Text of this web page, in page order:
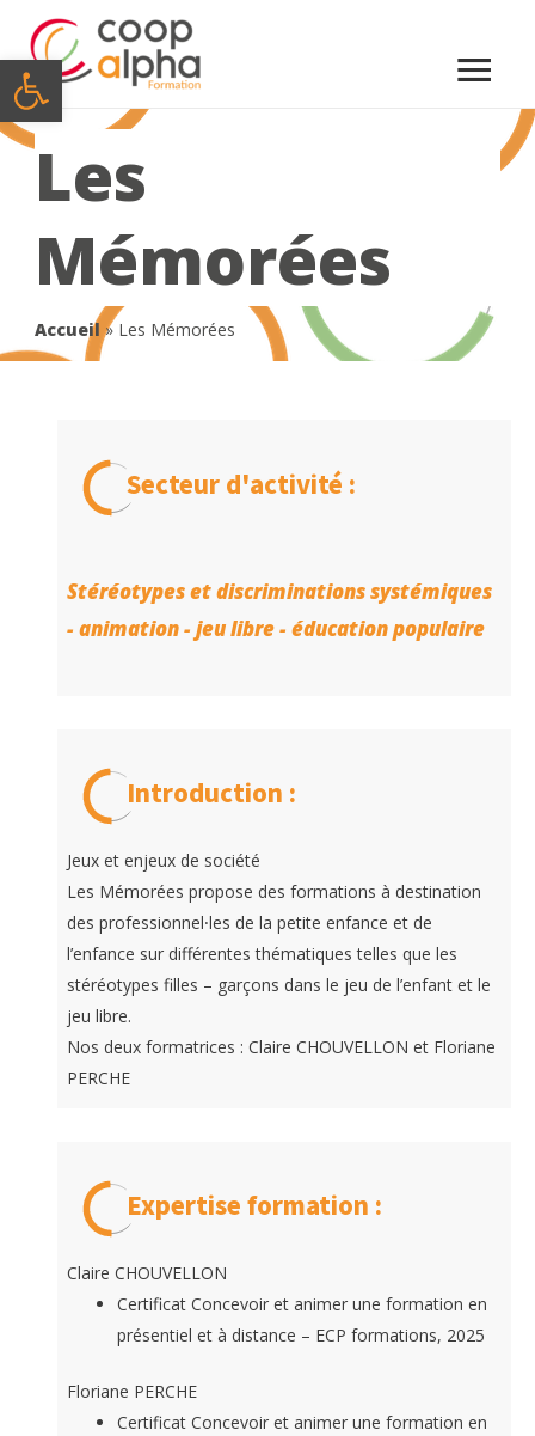
Ouvrir la barre d’outils
Menu
Les
Mémorées
Accueil » Les Mémorées
Secteur d'activité :
Stéréotypes et discriminations systémiques
- animation - jeu libre - éducation populaire
Introduction :
Jeux et enjeux de société
Les Mémorées propose des formations à destination
des professionnel⸱les de la petite enfance et de
l’enfance sur différentes thématiques telles que les
stéréotypes filles – garçons dans le jeu de l’enfant et le
jeu libre.
Nos deux formatrices : Claire CHOUVELLON et Floriane
PERCHE
Expertise formation :
Claire CHOUVELLON
Certificat Concevoir et animer une formation en
présentiel et à distance – ECP formations, 2025
Floriane PERCHE
Certificat Concevoir et animer une formation en